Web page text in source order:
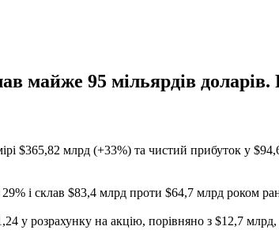
майже 95 мільярдів
$365,82 млрд (+33%) та чистий прибуток у
і склав $83,4 млрд проти $64,7 млрд роком
у розрахунку на акцію, порівняно з $12,7